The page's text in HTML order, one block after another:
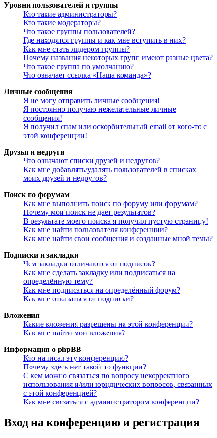
Уровни пользователей и группы
Кто такие администраторы?
Кто такие модераторы?
Что такое группы пользователей?
Где находятся группы и как мне вступить в них?
Как мне стать лидером группы?
Почему названия некоторых групп имеют разные цвета?
Что такое группа по умолчанию?
Что означает ссылка «Наша команда»?
Личные сообщения
Я не могу отправить личные сообщения!
Я постоянно получаю нежелательные личные
сообщения!
Я получил спам или оскорбительный email от кого-то с
этой конференции!
Друзья и недруги
Что означают списки друзей и недругов?
Как мне добавлять/удалять пользователей в списках
моих друзей и недругов?
Поиск по форумам
Как мне выполнить поиск по форуму или форумам?
Почему мой поиск не даёт результатов?
В результате моего поиска я получил пустую страницу!
Как мне найти пользователя конференции?
Как мне найти свои сообщения и созданные мной темы?
Подписки и закладки
Чем закладки отличаются от подписок?
Как мне сделать закладку или подписаться на
определённую тему?
Как мне подписаться на определённый форум?
Как мне отказаться от подписки?
Вложения
Какие вложения разрешены на этой конференции?
Как мне найти мои вложения?
Информация о phpBB
Кто написал эту конференцию?
Почему здесь нет такой-то функции?
С кем можно связаться по вопросу некорректного
использования и/или юридических вопросов, связанных
с этой конференцией?
Как мне связаться с администратором конференции?
Вход на конференцию и регистрация